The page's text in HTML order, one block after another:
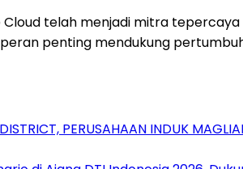
telah menjadi mitra
penting mendukung
PERUSAHAAN INDUK